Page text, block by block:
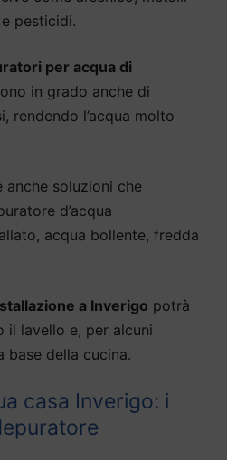
pesticidi.
per acqua di
in grado anche di
rendendo l’acqua molto
anche soluzioni che
d’acqua
acqua bollente, fredda
a Inverigo potrà
il lavello e, per alcuni
base della cucina.
casa Inverigo: i